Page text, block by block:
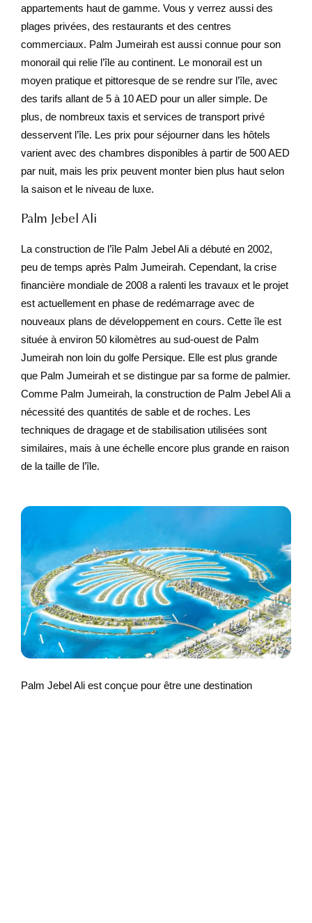
appartements haut de gamme. Vous y verrez aussi des
plages privées, des restaurants et des centres
commerciaux. Palm Jumeirah est aussi connue pour son
monorail qui relie l’île au continent. Le monorail est un
moyen pratique et pittoresque de se rendre sur l’île, avec
des tarifs allant de 5 à 10 AED pour un aller simple. De
plus, de nombreux taxis et services de transport privé
desservent l’île. Les prix pour séjourner dans les hôtels
varient avec des chambres disponibles à partir de 500 AED
par nuit, mais les prix peuvent monter bien plus haut selon
la saison et le niveau de luxe.
Palm Jebel Ali
La construction de l’île Palm Jebel Ali a débuté en 2002,
peu de temps après Palm Jumeirah. Cependant, la crise
financière mondiale de 2008 a ralenti les travaux et le projet
est actuellement en phase de redémarrage avec de
nouveaux plans de développement en cours. Cette île est
située à environ 50 kilomètres au sud-ouest de Palm
Jumeirah non loin du golfe Persique. Elle est plus grande
que Palm Jumeirah et se distingue par sa forme de palmier.
Comme Palm Jumeirah, la construction de Palm Jebel Ali a
nécessité des quantités de sable et de roches. Les
techniques de dragage et de stabilisation utilisées sont
similaires, mais à une échelle encore plus grande en raison
de la taille de l’île.
Palm Jebel Ali est conçue pour être une destination